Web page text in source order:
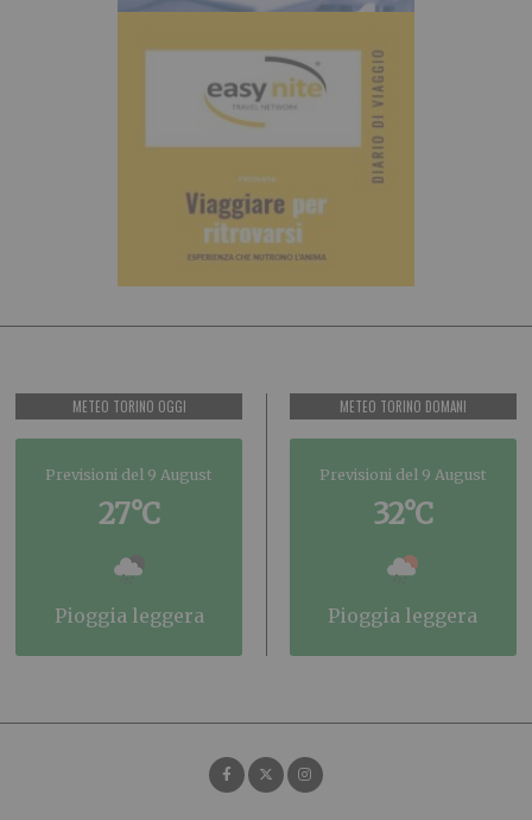
METEO TORINO OGGI
Previsioni del 9 August
27°C
pioggia leggera
METEO TORINO DOMANI
Previsioni del 9 August
32°C
pioggia leggera